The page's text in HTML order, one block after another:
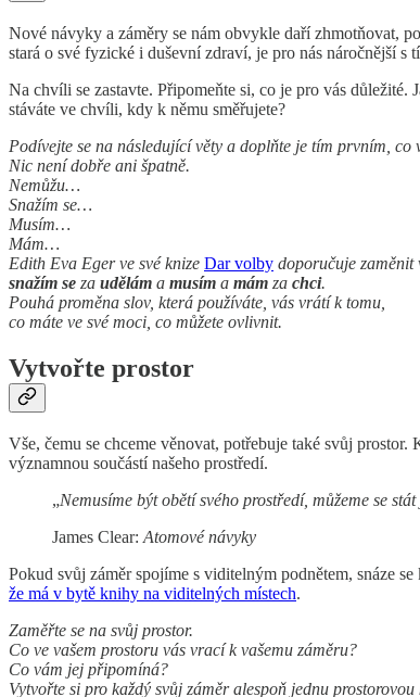
Nové návyky a záměry se nám obvykle daří zhmotňovat,
stará o své fyzické i duševní zdraví, je pro nás náročnější
Na chvíli se zastavte. Připomeňte si, co je pro vás
stáváte ve chvíli, kdy k němu směřujete?
Podívejte se na následující věty a doplňte je tím prvním, co
Nic není dobře ani špatně.
Nemůžu…
Snažím se…
Musím…
Mám…
Edith Eva Eger ve své knize Dar volby doporučuje zaměnit
snažím se za udělám a musím a mám za chci.
Pouhá proměna slov, která používáte, vás vrátí k tomu,
co máte ve své moci, co můžete ovlivnit.
Vytvořte prostor
Vše, čemu se chceme věnovat, potřebuje také svůj
významnou součástí našeho prostředí.
„Nemusíme být obětí svého prostředí, můžeme se
James Clear: Atomové návyky
Pokud svůj záměr spojíme s viditelným podnětem, snáze
že má v bytě knihy na viditelných místech.
Zaměřte se na svůj prostor.
Co ve vašem prostoru vás vrací k vašemu záměru?
Co vám jej připomíná?
Vytvořte si pro každý svůj záměr alespoň jednu prostorovou